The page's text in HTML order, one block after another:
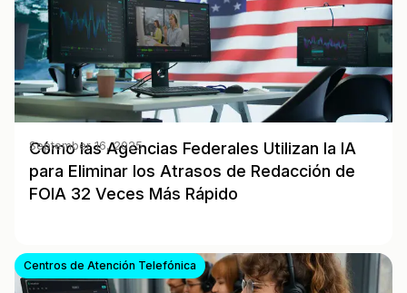
Cómo las Agencias Federales Utilizan la IA
para Eliminar los Atrasos de Redacción de
FOIA 32 Veces Más Rápido
September 16, 2025
Centros de Atención Telefónica